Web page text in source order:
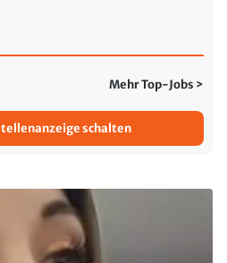
Mehr Top-Jobs >
schalten